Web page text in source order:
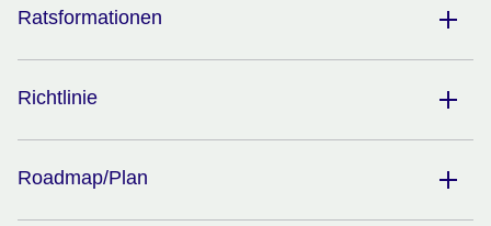
Ratsformationen
Richtlinie​
Roadmap/Plan